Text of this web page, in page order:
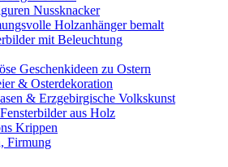
Nussknacker
Holzanhänger bemalt
mit Beleuchtung
Geschenkideen zu Ostern
& Osterdekoration
& Erzgebirgische Volkskunst
aus Holz
Krippen
Firmung